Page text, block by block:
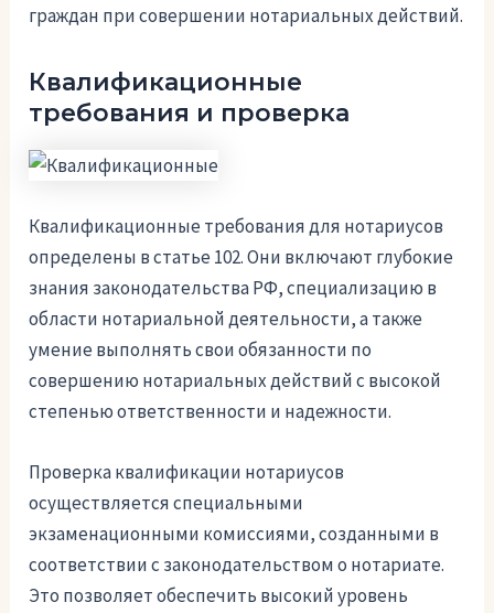
граждан при совершении нотариальных действий.
Квалификационные
требования и проверка
Квалификационные требования для нотариусов
определены в статье 102. Они включают глубокие
знания законодательства РФ, специализацию в
области нотариальной деятельности, а также
умение выполнять свои обязанности по
совершению нотариальных действий с высокой
степенью ответственности и надежности.
Проверка квалификации нотариусов
осуществляется специальными
экзаменационными комиссиями, созданными в
соответствии с законодательством о нотариате.
Это позволяет обеспечить высокий уровень